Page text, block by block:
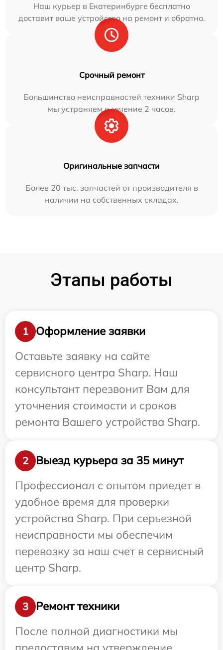
Наш курьер в Екатеринбурге бесплатно
доставит ваше устройство на ремонт и обратно.
Срочный ремонт
Большинство неисправностей техники Sharp
мы устраняем в течение 2 часов.
Оригинальные запчасти
Более 20 тыс. запчастей от производителя в
наличии на собственных складах.
Этапы работы
1
Оформление заявки
Оставьте заявку на сайте
сервисного центра Sharp. Наш
консультант перезвонит Вам для
уточнения стоимости и сроков
ремонта Вашего устройства Sharp.
2
Выезд курьера за 35 минут
Профессионал с опытом приедет в
удобное время для проверки
устройства Sharp. При серьезной
неисправности мы обеспечим
перевозку за наш счет в сервисный
центр Sharp.
3
Ремонт техники
После полной диагностики мы